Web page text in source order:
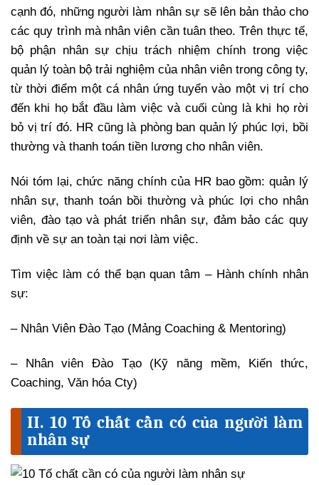
cạnh đó, những người làm nhân sự sẽ lên bản thảo cho
các quy trình mà nhân viên cần tuân theo. Trên thực tế,
bộ phận nhân sự chịu trách nhiệm chính trong việc
quản lý toàn bộ trải nghiệm của nhân viên trong công ty,
từ thời điểm một cá nhân ứng tuyển vào một vị trí cho
đến khi họ bắt đầu làm việc và cuối cùng là khi họ rời
bỏ vị trí đó. HR cũng là phòng ban quản lý phúc lợi, bồi
thường và thanh toán tiền lương cho nhân viên.
Nói tóm lại, chức năng chính của HR bao gồm: quản lý
nhân sự, thanh toán bồi thường và phúc lợi cho nhân
viên, đào tạo và phát triển nhân sự, đảm bảo các quy
định về sự an toàn tại nơi làm việc.
Tìm việc làm có thể bạn quan tâm – Hành chính nhân
sự:
– Nhân Viên Đào Tạo (Mảng Coaching & Mentoring)
– Nhân viên Đào Tạo (Kỹ năng mềm, Kiến thức,
Coaching, Văn hóa Cty)
II. 10 Tố chất cần có của người làm
nhân sự